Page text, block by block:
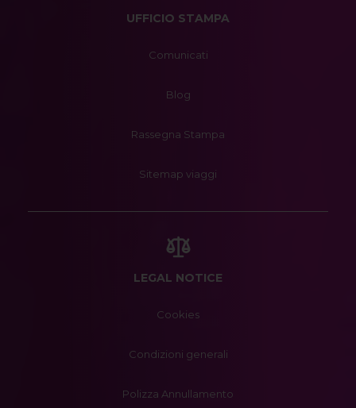
UFFICIO STAMPA
Comunicati
Blog
Rassegna Stampa
Sitemap viaggi
LEGAL NOTICE
Cookies
Condizioni generali
Polizza Annullamento